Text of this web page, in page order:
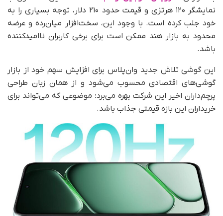
نمایشگر ۱۲۰ هرتزی و قیمت حدود ۲۱۰ دلار، توجه بسیاری را به
خود جلب کرده است. با وجود این، سخت‌افزار میان‌رده و عرضه
محدود به بازار هند ممکن است برای برخی کاربران ناامیدکننده
باشد.
این گوشی تلاش جدید وان‌پلاس برای افزایش سهم خود از بازار
گوشی‌های اقتصادی محسوب می‌شود و از همان زبان طراحی
پرچم‌داران اخیر این شرکت بهره می‌برد؛ موضوعی که می‌تواند برای
خریداران این بازه قیمتی جذاب باشد.